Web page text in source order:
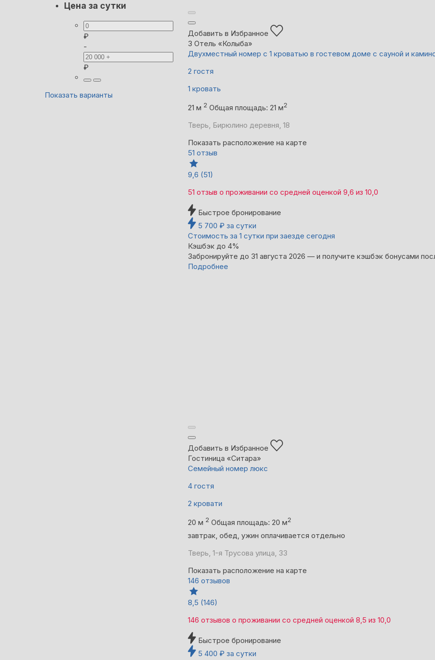
Цена за сутки
₽
-
₽
Показать варианты
Добавить в Избранное
3 Отель «Колыба»
Двухместный номер с 1 кроватью в гостевом доме с сауной и
2 гостя
1 кровать
21 м 2 Общая площадь: 21 м2
Тверь, Бирюлино деревня, 18
Показать расположение на карте
51 отзыв
9,6 (51)
51 отзыв о проживании со средней оценкой 9,6 из 10,0
Быстрое бронирование
5 700 ₽ за сутки
Стоимость за 1 сутки при заезде сегодня
Кэшбэк до 4%
Забронируйте до 31 августа 2026 — и получите кэшбэк бонусами
Подробнее
Добавить в Избранное
Гостиница «Ситара»
Семейный номер люкс
4 гостя
2 кровати
20 м 2 Общая площадь: 20 м2
завтрак, обед, ужин оплачивается отдельно
Тверь, 1-я Трусова улица, 33
Показать расположение на карте
146 отзывов
8,5 (146)
146 отзывов о проживании со средней оценкой 8,5 из 10,0
Быстрое бронирование
5 400 ₽ за сутки